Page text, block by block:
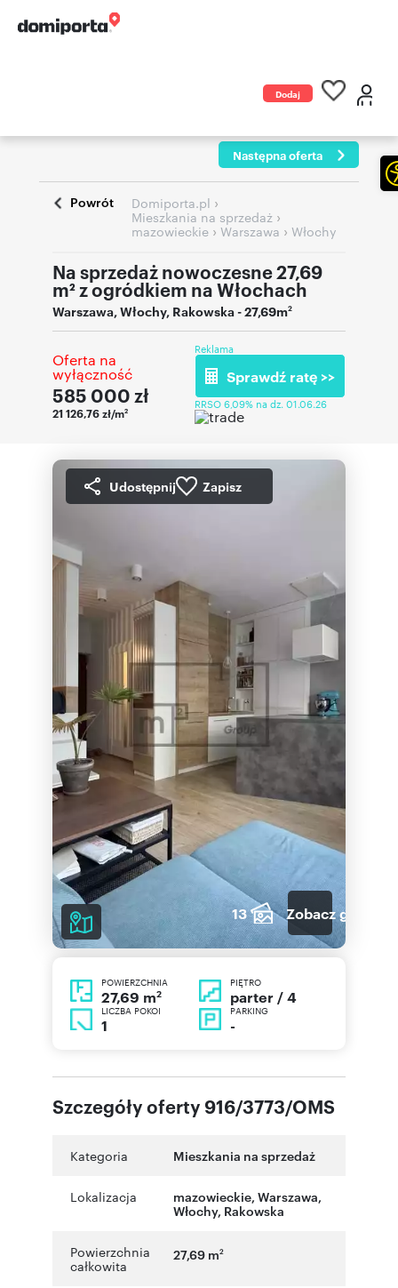
Dodaj
Następna oferta
Powrót Domiporta.pl ›
Mieszkania na sprzedaż ›
mazowieckie › Warszawa › Włochy
Na sprzedaż nowoczesne 27,69
m² z ogródkiem na Włochach
Warszawa,Włochy, Rakowska- 27,69m2
Oferta na
wyłączność
585 000 zł
21 126,76 zł/m2
Reklama
Sprawdź ratę >>
RRSO 6,09% na dz. 01.06.26
Udostępnij Zapisz
13 Zobacz galerię
POWIERZCHNIA
27,69 m2
PIĘTRO
parter / 4
LICZBA POKOI
1
PARKING
-
Szczegóły oferty 916/3773/OMS
Kategoria Mieszkania na sprzedaż
Lokalizacja mazowieckie, Warszawa,
Włochy, Rakowska
Powierzchnia
całkowita
27,69 m2